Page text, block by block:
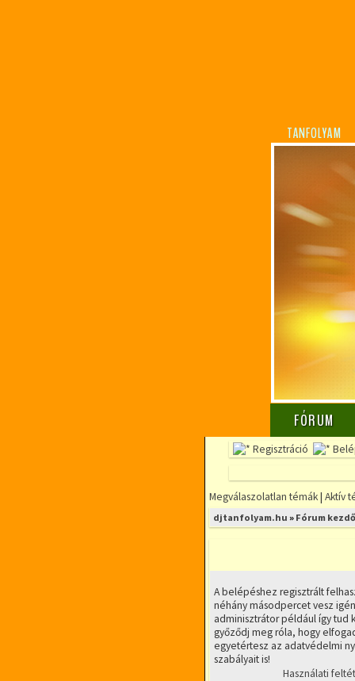
TANFOLYAM
FÓRUM
Regisztráció
Megválaszolatlan témák| Aktív
djtanfolyam.hu » Fórum
A belépéshez regisztrált
néhány másodpercet vesz
adminisztrátor például így tud
győződj meg róla, hogy
egyetértesz az adatvédelmi
szabályait is!
Használati